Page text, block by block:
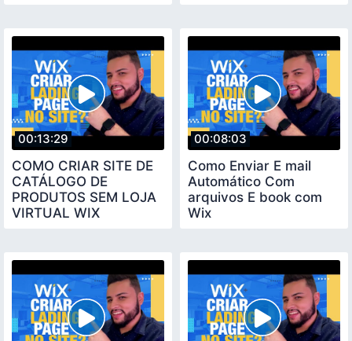
00:13:29
COMO CRIAR SITE DE
CATÁLOGO DE
PRODUTOS SEM LOJA
VIRTUAL WIX
00:08:03
Como Enviar E mail
Automático Com
arquivos E book com
Wix